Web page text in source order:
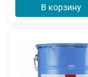
В корзину